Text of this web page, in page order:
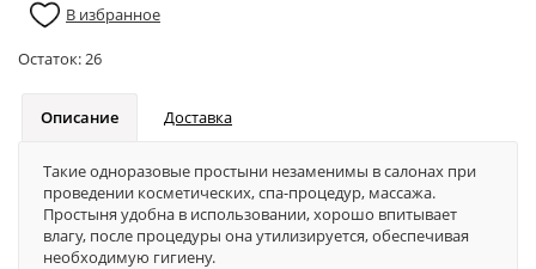
В избранное
Остаток:26
Описание Доставка
Такие одноразовые простыни незаменимы в салонах при
проведении косметических, спа-процедур, массажа.
Простыня удобна в использовании, хорошо впитывает
влагу, после процедуры она утилизируется, обеспечивая
необходимую гигиену.